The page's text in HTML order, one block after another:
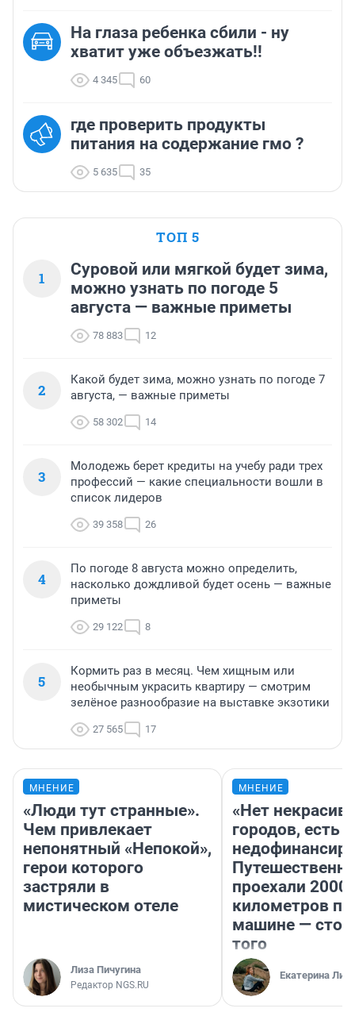
На глаза ребенка сбили - ну
хватит уже объезжать!!
4 345 60
где проверить продукты
питания на содержание гмо ?
5 635 35
ТОП 5
1
Суровой или мягкой будет зима,
можно узнать по погоде 5
августа — важные приметы
78 883 12
2
Какой будет зима, можно узнать по погоде 7
августа, — важные приметы
58 302 14
3
Молодежь берет кредиты на учебу ради трех
профессий — какие специальности вошли в
список лидеров
39 358 26
4
По погоде 8 августа можно определить,
насколько дождливой будет осень — важные
приметы
29 122 8
5
Кормить раз в месяц. Чем хищным или
необычным украсить квартиру — смотрим
зелёное разнообразие на выставке экзотики
27 565 17
МНЕНИЕ
«Люди тут странные».
Чем привлекает
непонятный «Непокой»,
герои которого
застряли в
мистическом отеле
Лиза Пичугина
Редактор NGS.RU
МНЕНИЕ
«Нет
городов, есть
проехали 2000
километров по
машине —
того
Екатерина